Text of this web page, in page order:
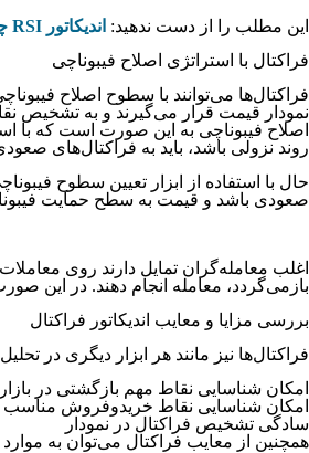
این مطلب را از دست ندهید: اندیکاتور RSI چیست؟
فراکتال با استراتژی اصلاح فیبوناچی
فراکتال‌ها می‌توانند با سطوح اصلاح
اصلاح فیبوناچی به این صورت است که با
روند نزولی باشد، باید به فراکتال‌های
حال با استفاده از ابزار تعیین سطوح
صعودی باشد و قیمت به سطح حمایت
بازمی‌گردد، معامله انجام دهند. در این صورت با
بررسی مزایا و معایب اندیکاتور فراکتال‌
فراکتال‌ها نیز مانند هر ابزار دیگری در
امکان شناسایی نقاط مهم بازگشتی در
امکان شناسایی نقاط خریدوفروش مناسب
سادگی تشخیص فراکتال در نمودار
همچنین از معایب فراکتال می‌توان به